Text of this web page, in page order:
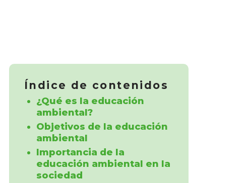
Índice de contenidos
¿Qué es la educación
ambiental?
Objetivos de la educación
ambiental
Importancia de la
educación ambiental en la
sociedad